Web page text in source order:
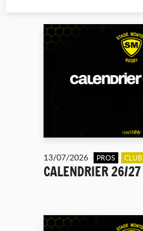
13/07/2026 PROS CLUB
CALENDRIER 26/27